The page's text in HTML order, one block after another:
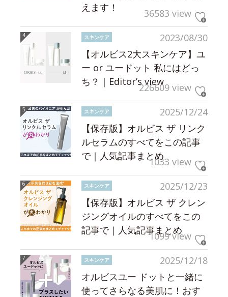
えます！
36583 view
2023/08/30
スキンケア
【オルビス2大スキンケア】ユ
ー or ユードット 私にはどっ
ち？｜Editor’s view226609 view
2025/12/24
スキンケア
【保存版】オルビス ザ リンク
ルセラムのすべてをこの記事
で｜人気記事まとめ1033 view
2025/12/23
スキンケア
【保存版】オルビス ザ クレン
ジングオイルのすべてをこの
記事で｜人気記事まとめ
1099 view
2025/12/18
スキンケア
オルビスユー ドットと一緒に
使ってさらなる美肌に！おす